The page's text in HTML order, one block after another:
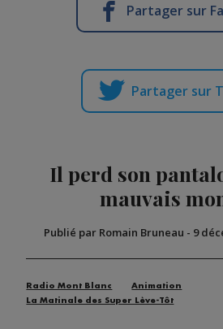
Partager sur
Partager sur
Il perd son
mauvais
Publié par Romain Bruneau - 9
Radio Mont Blanc
Animation
La Matinale des Super Lève-Tôt